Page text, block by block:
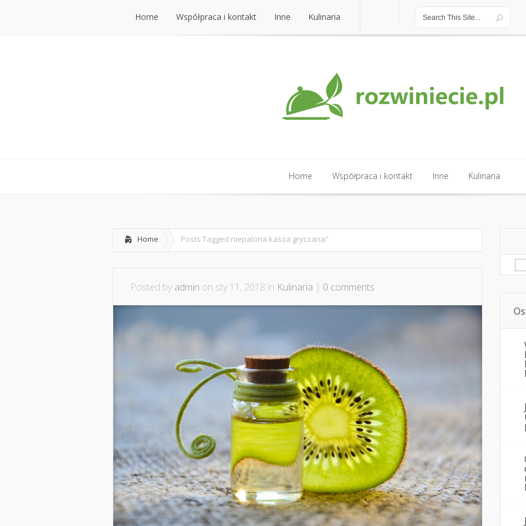
Home Współpraca i kontakt Inne Kulinaria
Home Współpraca i kontakt Inne Kulinaria
Home Posts Tagged niepalona kasza gryczana"
Posted by admin on sty 11, 2018 in Kulinaria | 0 comments